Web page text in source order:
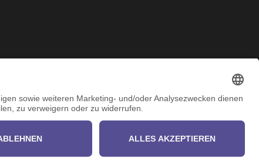
Keep in touch